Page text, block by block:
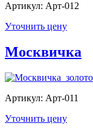
Артикул: Арт-012
Уточнить цену
Москвичка
Артикул: Арт-011
Уточнить цену